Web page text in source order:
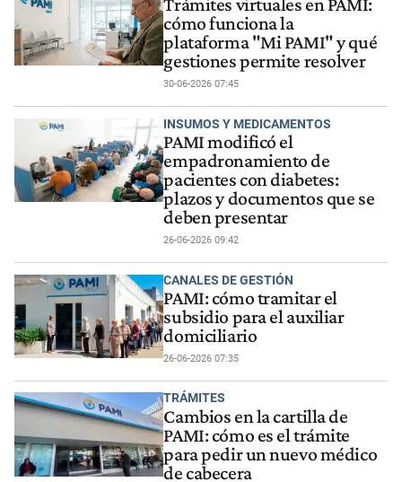
Trámites virtuales en PAMI:
cómo funciona la
plataforma "Mi PAMI" y qué
gestiones permite resolver
30-06-2026 07:45
INSUMOS Y MEDICAMENTOS
PAMI modificó el
empadronamiento de
pacientes con diabetes:
plazos y documentos que se
deben presentar
26-06-2026 09:42
CANALES DE GESTIÓN
PAMI: cómo tramitar el
subsidio para el auxiliar
domiciliario
26-06-2026 07:35
TRÁMITES
Cambios en la cartilla de
PAMI: cómo es el trámite
para pedir un nuevo médico
de cabecera